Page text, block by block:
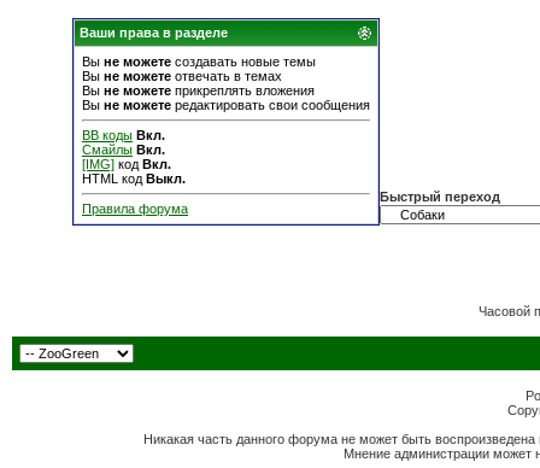
Ваши права в разделе
Вы не можете создавать новые темы
Вы не можете отвечать в темах
Вы не можете прикреплять вложения
Вы не можете редактировать свои сообщения
BB коды Вкл.
Смайлы Вкл.
[IMG] код Вкл.
HTML код Выкл.
Правила форума
Быстрый переход
Часовой
Никакая часть данного форума не может быть
Мнение администрации может